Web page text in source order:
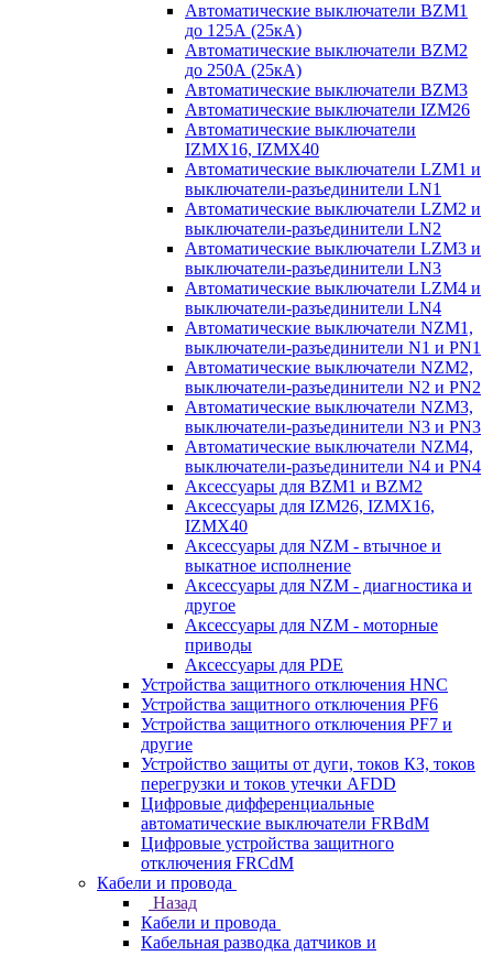
Автоматические выключатели BZM1
до 125А (25кА)
Автоматические выключатели BZM2
до 250А (25кА)
Автоматические выключатели BZM3
Автоматические выключатели IZM26
Автоматические выключатели
IZMX16, IZMX40
Автоматические выключатели LZM1 и
выключатели-разъединители LN1
Автоматические выключатели LZM2 и
выключатели-разъединители LN2
Автоматические выключатели LZM3 и
выключатели-разъединители LN3
Автоматические выключатели LZM4 и
выключатели-разъединители LN4
Автоматические выключатели NZM1,
выключатели-разъединители N1 и PN1
Автоматические выключатели NZM2,
выключатели-разъединители N2 и PN2
Автоматические выключатели NZM3,
выключатели-разъединители N3 и PN3
Автоматические выключатели NZM4,
выключатели-разъединители N4 и PN4
Аксессуары для BZM1 и BZM2
Аксессуары для IZM26, IZMX16,
IZMX40
Аксессуары для NZM - втычное и
выкатное исполнение
Аксессуары для NZM - диагностика и
другое
Аксессуары для NZM - моторные
приводы
Аксессуары для PDE
Устройства защитного отключения HNC
Устройства защитного отключения PF6
Устройства защитного отключения PF7 и
другие
Устройство защиты от дуги, токов КЗ, токов
перегрузки и токов утечки AFDD
Цифровые дифференциальные
автоматические выключатели FRBdM
Цифровые устройства защитного
отключения FRCdM
Кабели и провода
Назад
Кабели и провода
Кабельная разводка датчиков и